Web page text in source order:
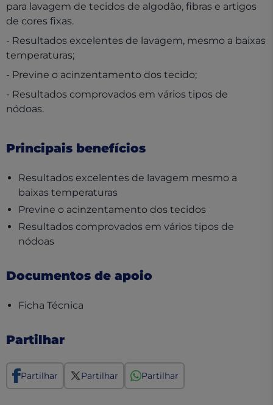
para lavagem de tecidos de algodão, fibras e artigos
de cores fixas.
- Resultados excelentes de lavagem, mesmo a baixas
temperaturas;
- Previne o acinzentamento dos tecido;
- Resultados comprovados em vários tipos de
nódoas.
Principais benefícios
Resultados excelentes de lavagem mesmo a
baixas temperaturas
Previne o acinzentamento dos tecidos
Resultados comprovados em vários tipos de
nódoas
Documentos de apoio
Ficha Técnica
Partilhar
Partilhar Partilhar Partilhar